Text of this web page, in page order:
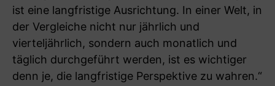
ist eine langfristige Ausrichtung. In einer Welt, in
der Vergleiche nicht nur jährlich und
vierteljährlich, sondern auch monatlich und
täglich durchgeführt werden, ist es wichtiger
denn je, die langfristige Perspektive zu wahren.“